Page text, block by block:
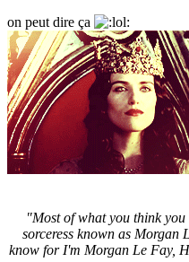
on peut dire ça
"Most of what you think
sorceress known as Morgan
know for I'm Morgan Le Fay,